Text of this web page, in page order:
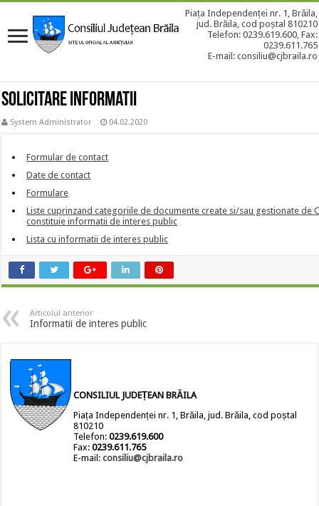
Piața Independenței nr. 1, Brăila,
jud. Brăila, cod poștal 810210
Telefon: 0239.619.600, Fax:
0239.611.765
E-mail: consiliu@cjbraila.ro
Solicitare informatii
System Administrator 04.02.2020
Formular de contact
Date de contact
Formulare
Liste cuprinzand categoriile de documente create si/sau gestionate de
constituie informatii de interes public
Lista cu informatii de interes public
Articolul anterior
Informatii de interes public
CONSILIUL JUDEȚEAN BRĂILA
Piața Independenței nr. 1, Brăila, jud. Brăila, cod poștal
810210
Telefon:0239.619.600
Fax:0239.611.765
E-mail:consiliu@cjbraila.ro